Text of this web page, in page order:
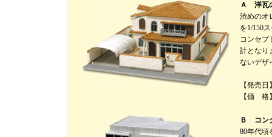
Ａ 洋瓦
渋めのオ
を1/150
コンセプ
計となり
ないデザ
【発売
【価 格
Ｂ コン
80年代頃